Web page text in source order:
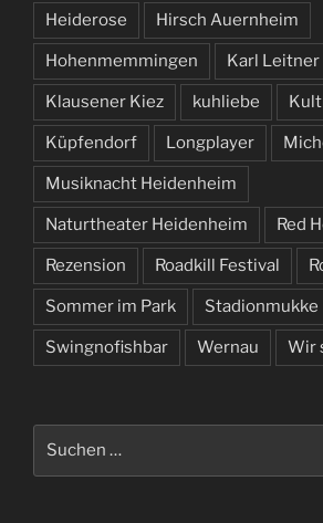
Heiderose Hirsch Auernheim
Hohenmemmingen Karl Leitner
Klausener Kiez kuhliebe
Küpfendorf Longplayer
Musiknacht Heidenheim
Naturtheater Heidenheim Red
Rezension Roadkill Festival
Sommer im Park Stadionmukke
Swingnofishbar Wernau Wir